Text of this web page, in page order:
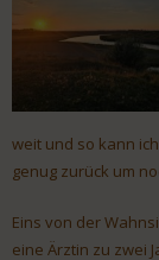
weit und so kann
genug zurück um
Eins von der
eine Ärztin zu zwei